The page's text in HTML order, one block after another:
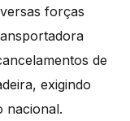
forças
de
exigindo
nacional.